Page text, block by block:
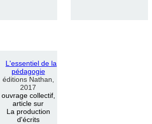
L 'essentiel de la
pédagogie
éditions Nathan,
2017
ouvrage collectif,
article sur
La production
d'écrits